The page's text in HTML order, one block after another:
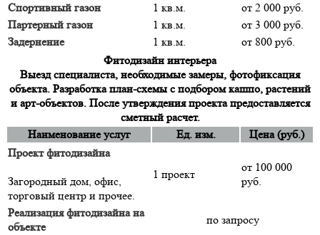
Спортивный газон
1 кв.м.
от 2 000 руб.
Партерный газон
1 кв.м.
от 3 000 руб.
Задернение
1 кв.м.
от 800 руб.
Фитодизайн интерьера
Выезд специалиста, необходимые замеры, фотофиксация
объекта. Разработка план-схемы с подбором кашпо, растений
и арт-объектов. После утверждения проекта предоставляется
сметный расчет.
Наименование услуг
Ед. изм.
Цена (руб.)
Проект фитодизайна
Загородный дом, офис,
торговый центр и прочее.
1 проект
от 100 000
руб.
Реализация фитодизайна на
объекте
по запросу